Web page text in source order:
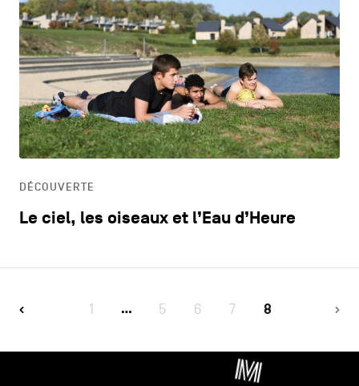
DÉCOUVERTE
Le ciel, les oiseaux et l’Eau d’Heure
1 … 5 6 7 8